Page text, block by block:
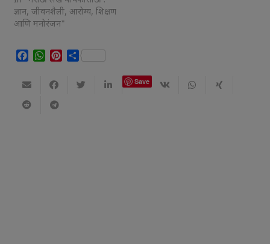
ज्ञान, जीवनशैली, आरोग्य, शिक्षण
आणि मनोरंजन"
Facebook
WhatsApp
Pinterest
Share
Save